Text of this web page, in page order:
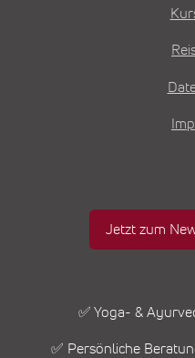
Jetzt zum
✅ Yoga- &
✅ Persönliche